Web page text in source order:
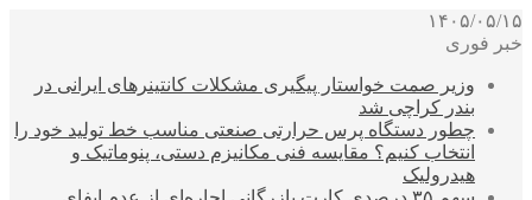
۱۴۰۵/۰۵/۱۵
خبر فوری
وزیر صمت خواستار پیگیری مشکلات کانتینرهای ایرانی در
بندر کراچی شد
چطور دستگاه پرس حرارتی صنعتی مناسب خط تولید خود را
انتخاب کنیم؟ مقایسه فنی مکانیزم دستی، پنوماتیک و
هیدرولیک